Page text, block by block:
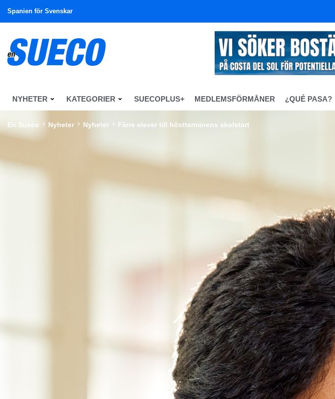
Spanien för Svenskar
NYHETER KATEGORIER SUECOPLUS+ MEDLEMSFÖRMÅNER ¿QUÉ PASA?
En Sueco Nyheter Nyheter Färre elever till höstterminens skolstart